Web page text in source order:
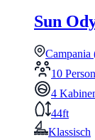
Sun
Campania
10
4
44ft
Klassisch